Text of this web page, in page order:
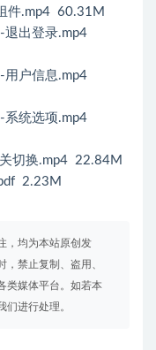
件.mp4 60.31M
出登录.mp4
户信息.mp4
统选项.mp4
切换.mp4 22.84M
2.23M
，均为本站原创发
禁止复制、盗用、
类媒体平台。如若本
们进行处理。